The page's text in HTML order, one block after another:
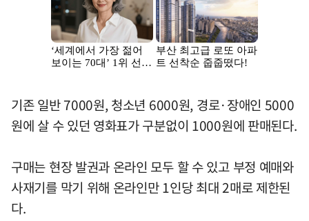
기존 일반 7000원, 청소년 6000원, 경로·장애인 5000
원에 살 수 있던 영화표가 구분없이 1000원에 판매된다.
구매는 현장 발권과 온라인 모두 할 수 있고 부정 예매와
사재기를 막기 위해 온라인만 1인당 최대 2매로 제한된
다.